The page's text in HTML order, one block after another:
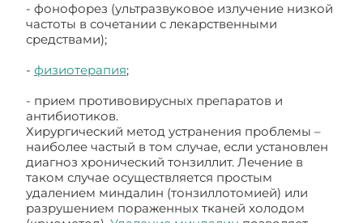
- фонофорез (ультразвуковое излучение низкой
частоты в сочетании с лекарственными
средствами);
- физиотерапия;
- прием противовирусных препаратов и
антибиотиков.
Хирургический метод устранения проблемы –
наиболее частый в том случае, если установлен
диагноз хронический тонзиллит. Лечение в
таком случае осуществляется простым
удалением миндалин (тонзиллотомией) или
разрушением пораженных тканей холодом